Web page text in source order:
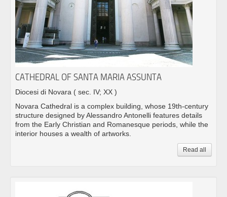
CATHEDRAL OF SANTA MARIA ASSUNTA
Diocesi di Novara ( sec. IV; XX )
Novara Cathedral is a complex building, whose 19th-century
structure designed by Alessandro Antonelli features details
from the Early Christian and Romanesque periods, while the
interior houses a wealth of artworks.
Read all